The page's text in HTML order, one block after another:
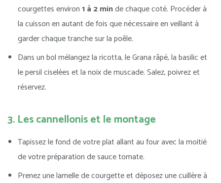
courgettes environ1 à 2 minde chaque coté. Procéder à
la cuisson en autant de fois que nécessaire en veillant à
garder chaque tranche sur la poêle.
Dans un bol mélangez la ricotta, le Grana râpé, la basilic et
le persil ciselées et la noix de muscade. Salez, poivrez et
réservez.
3. Les cannellonis et le montage
Tapissez le fond de votre plat allant au four avec la moitié
de votre préparation de sauce tomate.
Prenez une lamelle de courgette et déposez une cuillère à